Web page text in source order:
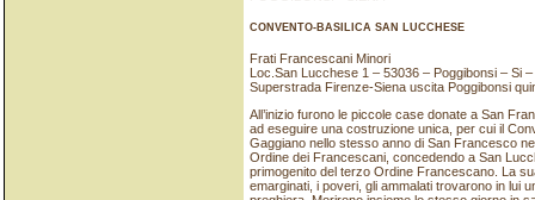
CONVENTO-BASILICA SAN LUCCHESE
Frati Francescani Minori
Loc.San Lucchese 1 – 53036 – Poggibonsi – Si
Superstrada Firenze-Siena uscita Poggibonsi
All’inizio furono le piccole case donate a San
ad eseguire una costruzione unica, per cui il
Gaggiano nello stesso anno di San Francesco
Ordine dei Francescani, concedendo a San
primogenito del terzo Ordine Francescano. La
emarginati, i poveri, gli ammalati trovarono in lui